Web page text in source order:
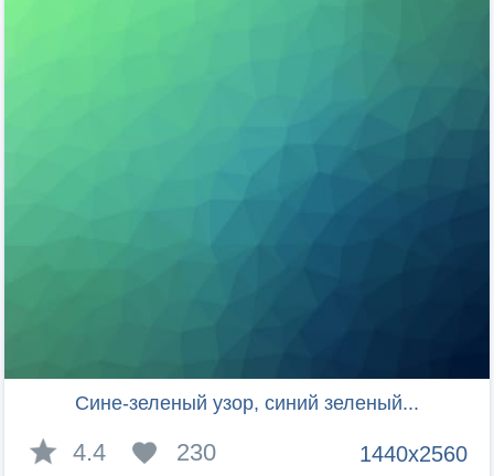
Сине-зеленый узор, синий зеленый...
1440x2560
4.4 230